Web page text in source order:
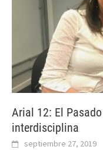
Arial 12: El
interdisciplina
septiembre 27, 2019